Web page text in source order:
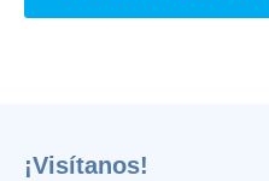
¡Visítanos!